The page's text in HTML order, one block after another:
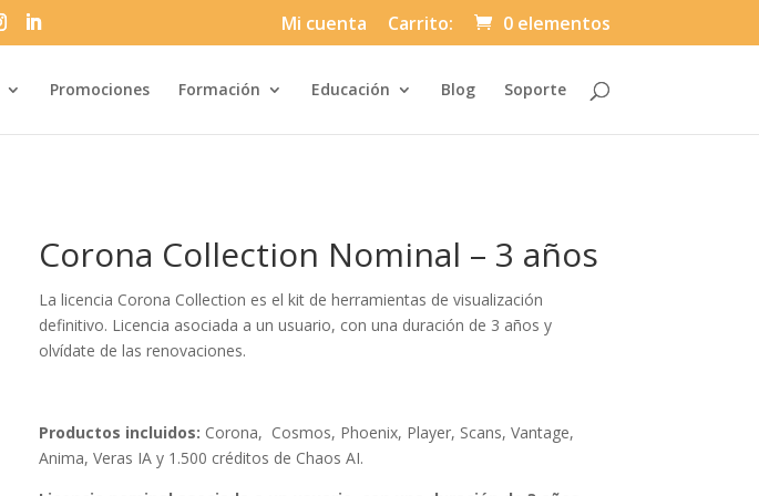
Mi cuenta Carrito: 0 elementos
Promociones Formación Educación Automatically
Hierarchic
in
Atakan
Au
|
Docs:
https://atakanau.blogspot.com/2021/
category-
menu-
Divi-
Asuni
(asuni-
Blog Soporte
Búsqueda
productos
Corona Collection Nominal – 3 años
La licencia Corona Collection es el kit de herramientas de visualización
definitivo. Licencia asociada a un usuario, con una duración de 3 años y
olvídate de las renovaciones.
Productos incluidos: Corona, Cosmos, Phoenix, Player, Scans, Vantage,
Anima, Veras IA y 1.500 créditos de Chaos AI.